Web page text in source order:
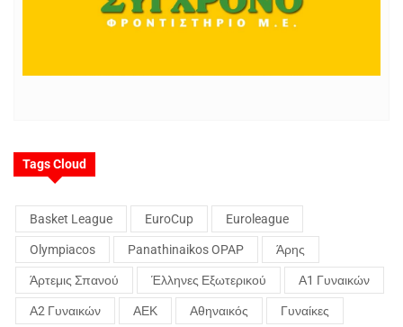
Tags Cloud
Basket League EuroCup Euroleague
Olympiacos Panathinaikos OPAP Άρης
Άρτεμις Σπανού Έλληνες Εξωτερικού Α1 Γυναικών
Α2 Γυναικών ΑΕΚ Αθηναικός Γυναίκες